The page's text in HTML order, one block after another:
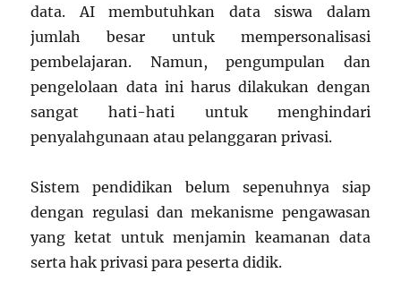
data. AI membutuhkan data siswa dalam
jumlah besar untuk mempersonalisasi
pembelajaran. Namun, pengumpulan dan
pengelolaan data ini harus dilakukan dengan
sangat hati-hati untuk menghindari
penyalahgunaan atau pelanggaran privasi.
Sistem pendidikan belum sepenuhnya siap
dengan regulasi dan mekanisme pengawasan
yang ketat untuk menjamin keamanan data
serta hak privasi para peserta didik.